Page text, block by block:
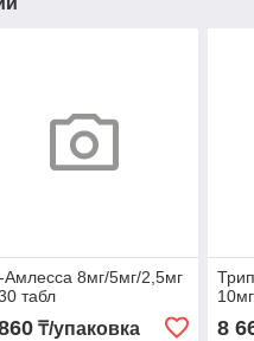
Амлесса 8мг/5мг/2,5мг
табл
₸/упаковка 8